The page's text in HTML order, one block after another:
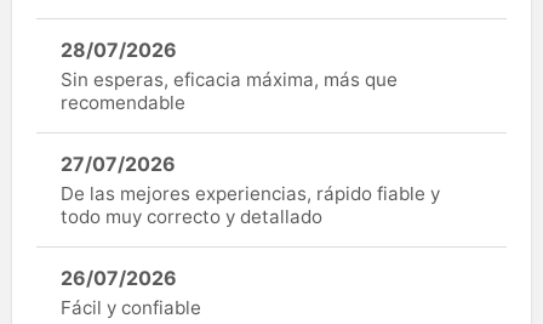
28/07/2026
Sin esperas, eficacia máxima, más que
recomendable
27/07/2026
De las mejores experiencias, rápido fiable y
todo muy correcto y detallado
26/07/2026
Fácil y confiable